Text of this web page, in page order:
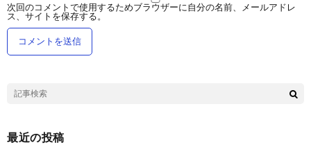
次回のコメントで使用するためブラウザーに自分の名前、メールアドレ
ス、サイトを保存する。
最近の投稿